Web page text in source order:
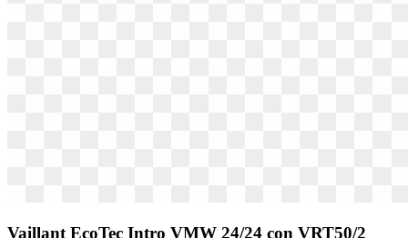
Vaillant EcoTec Intro VMW 24/24 con VRT50/2